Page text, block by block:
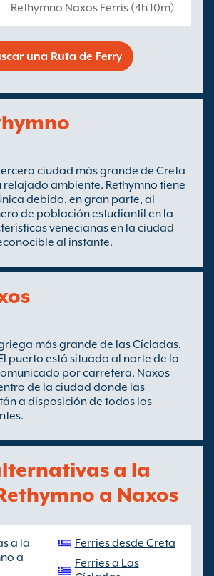
Rethymno Naxos Ferris (4h 10m)
una Ruta de Ferry
ciudad más grande de Creta
relajado ambiente. Rethymno tiene
debido, en gran parte, al
de población estudiantil en la
venecianas en la ciudad
al instante.
más grande de las Cícladas,
puerto está situado al norte de la
por carretera. Naxos
de la ciudad donde las
a disposición de todos los
a la
a Naxos
a la
a
Ferries desde Creta
Ferries a Las